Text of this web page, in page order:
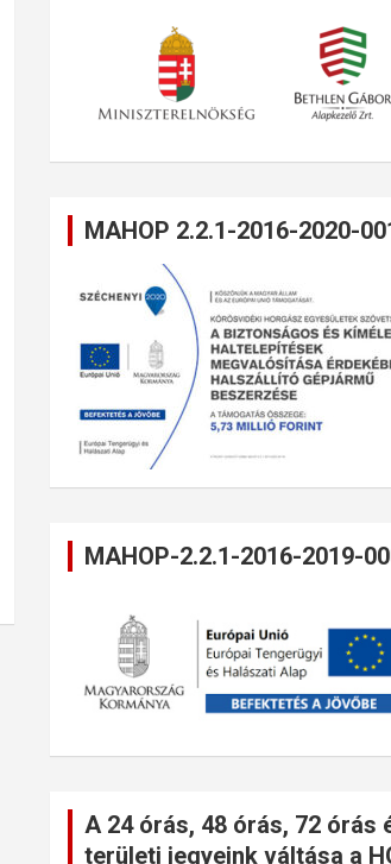
MAHOP 2.2.1-2016-2020-
MAHOP-2.2.1-2016-2019-
A 24 órás, 48 órás, 72 órás
területi jegyeink váltása a